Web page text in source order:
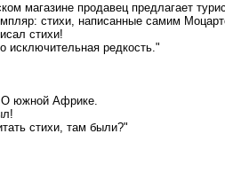
магазине продавец предлагает
стихи, написанные самим
стихи!
исключительная редкость."
О южной Африке.
стихи, там были?"